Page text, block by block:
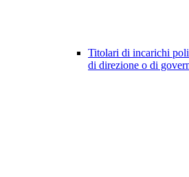
Titolari di incarichi
di direzione o di